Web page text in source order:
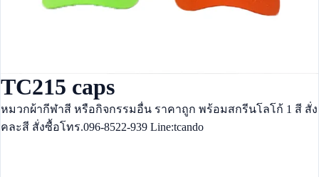
TC215 caps
หมวกผ้ากีฬาสี หรือกิจกรรมอื่น ราคาถูก พร้อมสกรีนโลโก้ 1 สี สั่ง
คละสี สั่งซื้อโทร.096-8522-939 Line:tcando